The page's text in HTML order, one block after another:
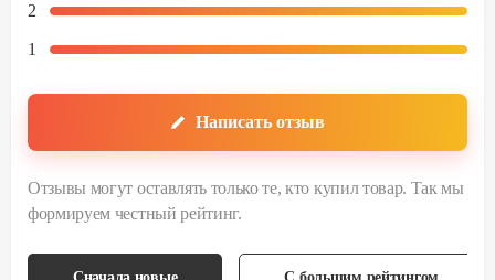
2
1
Написать отзыв
Отзывы могут оставлять только те, кто купил товар. Так мы
формируем честный рейтинг.